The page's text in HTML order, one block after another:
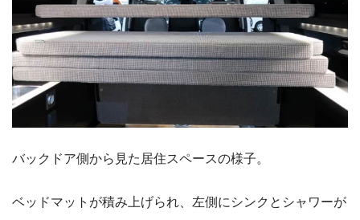
バックドア側から見た居住スペースの様子。
ベッドマットが積み上げられ、左側にシンクとシャワーが